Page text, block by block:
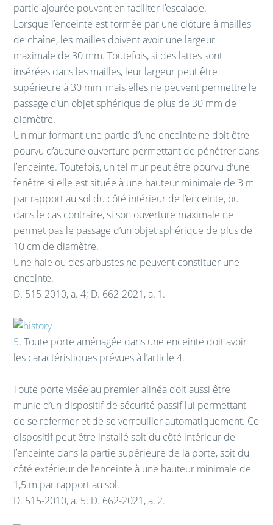
partie ajourée pouvant en faciliter l’escalade.
Lorsque l’enceinte est formée par une clôture à mailles
de chaîne, les mailles doivent avoir une largeur
maximale de 30 mm. Toutefois, si des lattes sont
insérées dans les mailles, leur largeur peut être
supérieure à 30 mm, mais elles ne peuvent permettre le
passage d’un objet sphérique de plus de 30 mm de
diamètre.
Un mur formant une partie d’une enceinte ne doit être
pourvu d’aucune ouverture permettant de pénétrer dans
l’enceinte. Toutefois, un tel mur peut être pourvu d’une
fenêtre si elle est située à une hauteur minimale de 3 m
par rapport au sol du côté intérieur de l’enceinte, ou
dans le cas contraire, si son ouverture maximale ne
permet pas le passage d’un objet sphérique de plus de
10 cm de diamètre.
Une haie ou des arbustes ne peuvent constituer une
enceinte.
D. 515-2010, a. 4; D. 662-2021, a. 1.
5. Toute porte aménagée dans une enceinte doit avoir
les caractéristiques prévues à l’article 4.
Toute porte visée au premier alinéa doit aussi être
munie d’un dispositif de sécurité passif lui permettant
de se refermer et de se verrouiller automatiquement. Ce
dispositif peut être installé soit du côté intérieur de
l’enceinte dans la partie supérieure de la porte, soit du
côté extérieur de l’enceinte à une hauteur minimale de
1,5 m par rapport au sol.
D. 515-2010, a. 5; D. 662-2021, a. 2.